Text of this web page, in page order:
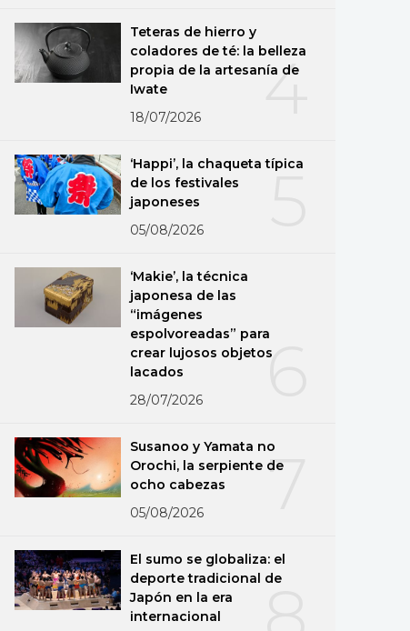
4
Teteras de hierro y
coladores de té: la belleza
propia de la artesanía de
Iwate
18/07/2026
5
‘Happi’, la chaqueta típica
de los festivales
japoneses
05/08/2026
6
‘Makie’, la técnica
japonesa de las
“imágenes
espolvoreadas” para
crear lujosos objetos
lacados
28/07/2026
7
Susanoo y Yamata no
Orochi, la serpiente de
ocho cabezas
05/08/2026
El sumo se globaliza: el
deporte tradicional de
Japón en la era
internacional